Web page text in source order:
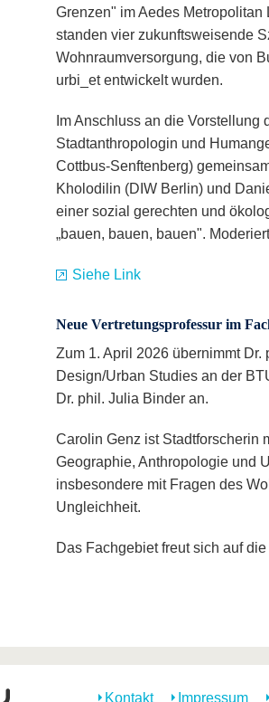
Grenzen" im Aedes
standen vier zukunftsweisende
Wohnraumversorgung, die von
urbi_et entwickelt wurden.
Im Anschluss an die
Stadtanthropologin und
Cottbus-Senftenberg)
Kholodilin (DIW Berlin) und
einer sozial gerechten und
„bauen, bauen, bauen".
Siehe Link
Neue Vertretungsprofessur im
Zum 1. April 2026 übernimmt
Design/Urban Studies an der
Dr. phil. Julia Binder an.
Carolin Genz ist Stadtforscherin
Geographie, Anthropologie und
insbesondere mit Fragen des
Ungleichheit.
Das Fachgebiet freut sich auf
Kontakt Impressum